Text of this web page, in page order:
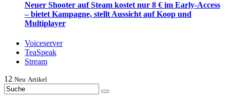
Neuer Shooter auf Steam kostet nur 8 € im Early-Access
– bietet Kampagne, stellt Aussicht auf Koop und
Multiplayer
Voiceserver
TeaSpeak
Stream
12 Neu Artikel